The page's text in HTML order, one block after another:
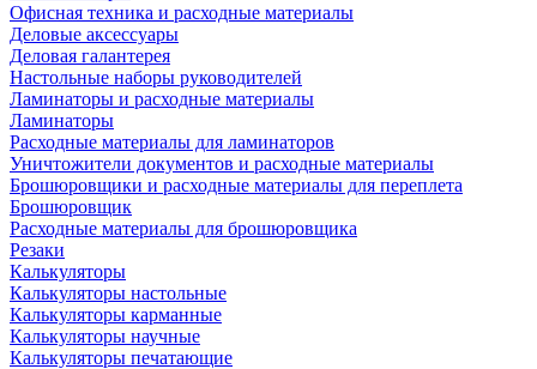
Офисная техника и расходные материалы
Деловые аксессуары
Деловая галантерея
Настольные наборы руководителей
Ламинаторы и расходные материалы
Ламинаторы
Расходные материалы для ламинаторов
Уничтожители документов и расходные материалы
Брошюровщики и расходные материалы для переплета
Брошюровщик
Расходные материалы для брошюровщика
Резаки
Калькуляторы
Калькуляторы настольные
Калькуляторы карманные
Калькуляторы научные
Калькуляторы печатающие